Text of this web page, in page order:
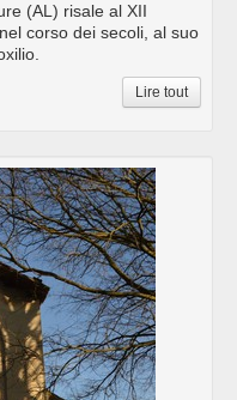
(AL) risale al XII
corso dei secoli, al suo
Lire tout